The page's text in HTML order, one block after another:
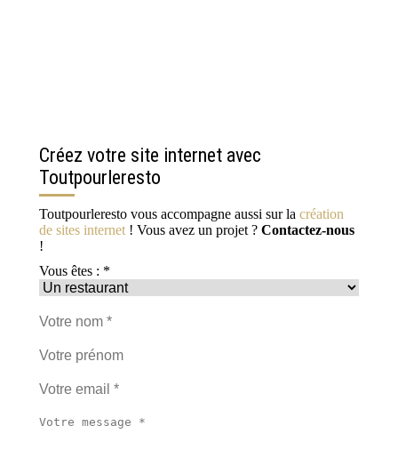
Créez votre site internet avec
Toutpourleresto
Toutpourleresto vous accompagne aussi sur la création
de sites internet ! Vous avez un projet ? Contactez-nous
!
Vous êtes : *